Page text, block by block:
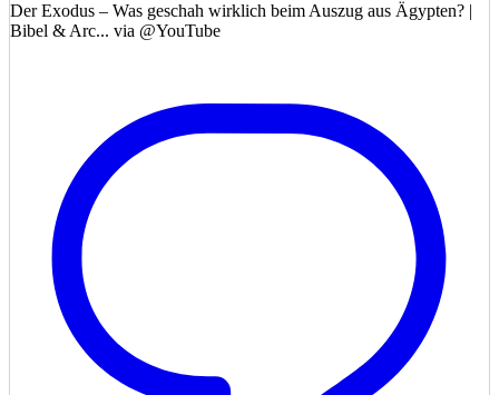
Der Exodus – Was geschah wirklich beim Auszug aus Ägypten? |
Bibel & Arc... via @YouTube